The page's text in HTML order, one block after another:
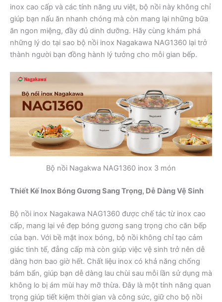
inox cao cấp và các tính năng ưu việt, bộ nồi này không chỉ
giúp bạn nấu ăn nhanh chóng mà còn mang lại những bữa
ăn ngon miệng, đầy đủ dinh dưỡng. Hãy cùng khám phá
những lý do tại sao bộ nồi inox Nagakawa NAG1360 lại trở
thành người bạn đồng hành lý tưởng cho mỗi gian bếp.
Bộ nồi Nagakwa NAG1360 inox 3 món
Thiết Kế Inox Bóng Gương Sang Trọng, Dễ Dàng Vệ Sinh
Bộ nồi inox Nagakawa NAG1360 được chế tác từ inox cao
cấp, mang lại vẻ đẹp bóng gương sang trọng cho căn bếp
của bạn. Với bề mặt inox bóng, bộ nồi không chỉ tạo cảm
giác tinh tế, đẳng cấp mà còn giúp việc vệ sinh trở nên dễ
dàng hơn bao giờ hết. Chất liệu inox có khả năng chống
bám bẩn, giúp bạn dễ dàng lau chùi sau mỗi lần sử dụng mà
không lo bị ám mùi hay mỡ thừa. Đây là một tính năng quan
trọng giúp tiết kiệm thời gian và công sức, giữ cho bộ nồi